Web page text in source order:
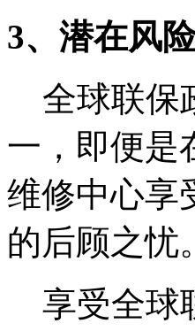
3、潜在风
全球联保
一，即便是
维修中心享
的后顾之忧。
享受全球